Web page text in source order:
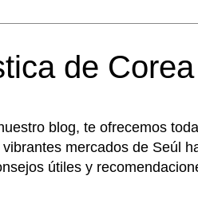
de
blog, te ofrecemos
mercados de Seúl
útiles y